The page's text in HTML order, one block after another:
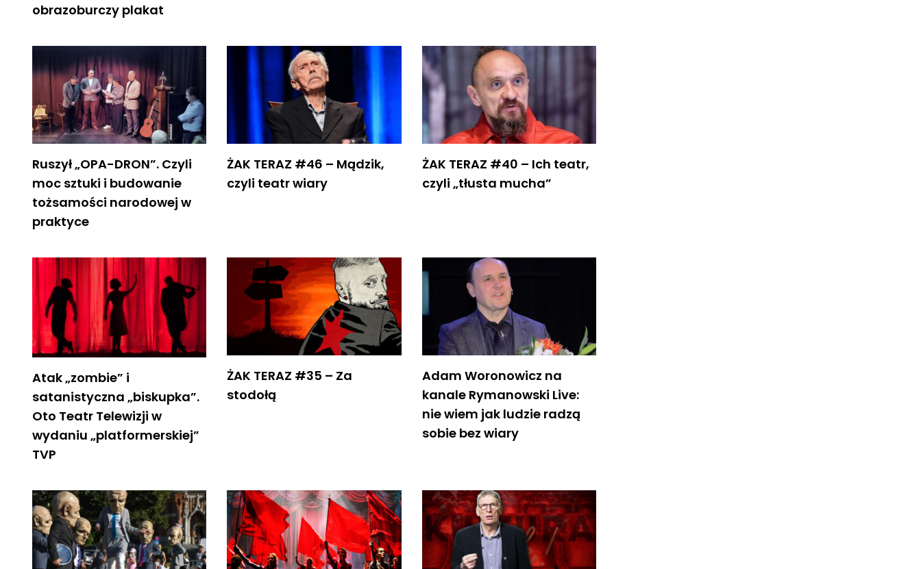
obrazoburczy plakat
Ruszył „OPA-DRON”. Czyli
moc sztuki i budowanie
tożsamości narodowej w
praktyce
ŻAK TERAZ #46 – Mądzik,
czyli teatr wiary
ŻAK TERAZ #40 – Ich teatr,
czyli „tłusta mucha”
Atak „zombie” i
satanistyczna „biskupka”.
Oto Teatr Telewizji w
wydaniu „platformerskiej”
TVP
ŻAK TERAZ #35 – Za
stodołą
Adam Woronowicz na
kanale Rymanowski Live:
nie wiem jak ludzie radzą
sobie bez wiary